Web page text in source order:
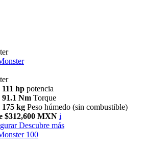
111 hp potencia
91.1 Nm Torque
175 kg Peso húmedo (sin combustible)
$312,600 MXN i
Descubre más
100